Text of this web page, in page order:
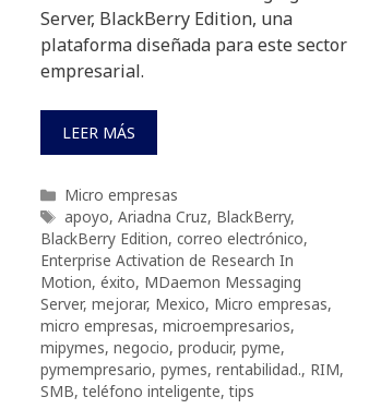
Server, BlackBerry Edition, una
plataforma diseñada para este sector
empresarial.
LEER MÁS
Categorías
Micro empresas
Etiquetas
apoyo, Ariadna Cruz, BlackBerry,
BlackBerry Edition, correo electrónico,
Enterprise Activation de Research In
Motion, éxito, MDaemon Messaging
Server, mejorar, Mexico, Micro empresas,
micro empresas, microempresarios,
mipymes, negocio, producir, pyme,
pymempresario, pymes, rentabilidad., RIM,
SMB,teléfono inteligente,tips